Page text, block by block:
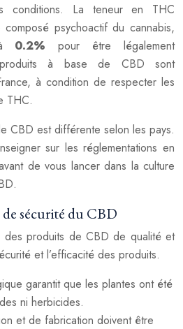
conditions. La teneur en THC
composé psychoactif du cannabis,
0.2%pour être légalement
produits à base de CBD sont
à condition de respecter les
THC.
CBD est différente selon les pays.
sur les réglementations en
de vous lancer dans la culture
sécurité du CBD
des produits de CBD de qualité et
et l’efficacité des produits.
garantit que les plantes ont été
ni herbicides.
et de fabrication doivent être